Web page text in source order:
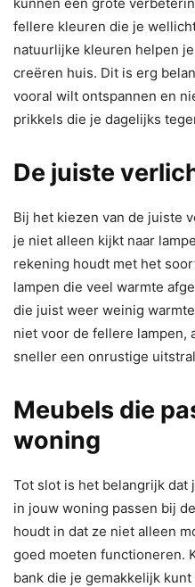
fellere kleuren die je
natuurlijke kleuren helpen
creëren huis. Dit is erg
vooral wilt ontspannen en
prikkels die je dagelijks
De juiste
Bij het kiezen van de juiste
je niet alleen kijkt naar
rekening houdt met het
lampen die veel warmte
die juist weer weinig
niet voor de fellere lampen,
sneller een onrustige
Meubels die
woning
Tot slot is het belangrijk dat
in jouw woning passen bij
houdt in dat ze niet alleen
goed moeten functioneren.
bank die je gemakkelijk